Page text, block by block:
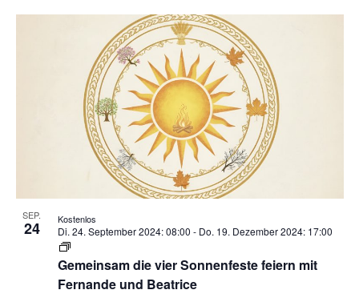
SEP.
24
Gemeinsam die vier Sonnenfeste feiern mit
Fernande und Beatrice
Di. 24. September 2024: 08:00 - Do. 19. Dezember 2024: 17:00
Kostenlos